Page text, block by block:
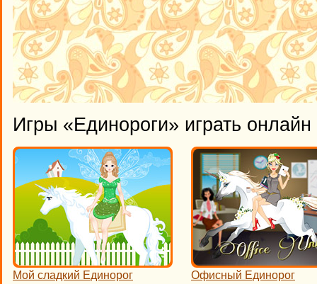
Игры «Единороги» играть онлайн
Мой сладкий Единорог Офисный Единорог